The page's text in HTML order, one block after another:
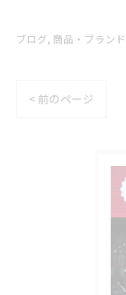
ブログ 商品・ブラン
< 前のページ